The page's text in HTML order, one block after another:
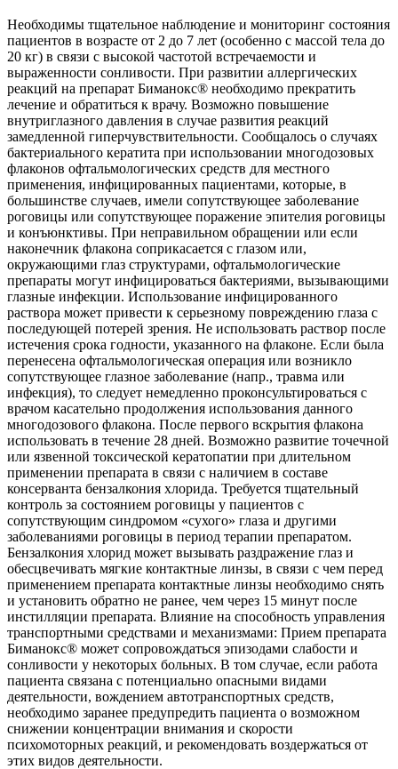
Необходимы тщательное наблюдение и мониторинг состояния
пациентов в возрасте от 2 до 7 лет (особенно с массой тела до
20 кг) в связи с высокой частотой встречаемости и
выраженности сонливости. При развитии аллергических
реакций на препарат Биманокс® необходимо прекратить
лечение и обратиться к врачу. Возможно повышение
внутриглазного давления в случае развития реакций
замедленной гиперчувствительности. Сообщалось о случаях
бактериального кератита при использовании многодозовых
флаконов офтальмологических средств для местного
применения, инфицированных пациентами, которые, в
большинстве случаев, имели сопутствующее заболевание
роговицы или сопутствующее поражение эпителия роговицы
и конъюнктивы. При неправильном обращении или если
наконечник флакона соприкасается с глазом или,
окружающими глаз структурами, офтальмологические
препараты могут инфицироваться бактериями, вызывающими
глазные инфекции. Использование инфицированного
раствора может привести к серьезному повреждению глаза с
последующей потерей зрения. Не использовать раствор после
истечения срока годности, указанного на флаконе. Если была
перенесена офтальмологическая операция или возникло
сопутствующее глазное заболевание (напр., травма или
инфекция), то следует немедленно проконсультироваться с
врачом касательно продолжения использования данного
многодозового флакона. После первого вскрытия флакона
использовать в течение 28 дней. Возможно развитие точечной
или язвенной токсической кератопатии при длительном
применении препарата в связи с наличием в составе
консерванта бензалкония хлорида. Требуется тщательный
контроль за состоянием роговицы у пациентов с
сопутствующим синдромом «сухого» глаза и другими
заболеваниями роговицы в период терапии препаратом.
Бензалкония хлорид может вызывать раздражение глаз и
обесцвечивать мягкие контактные линзы, в связи с чем перед
применением препарата контактные линзы необходимо снять
и установить обратно не ранее, чем через 15 минут после
инстилляции препарата. Влияние на способность управления
транспортными средствами и механизмами: Прием препарата
Биманокс® может сопровождаться эпизодами слабости и
сонливости у некоторых больных. В том случае, если работа
пациента связана с потенциально опасными видами
деятельности, вождением автотранспортных средств,
необходимо заранее предупредить пациента о возможном
снижении концентрации внимания и скорости
психомоторных реакций, и рекомендовать воздержаться от
этих видов деятельности.